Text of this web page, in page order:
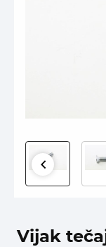
Vijak